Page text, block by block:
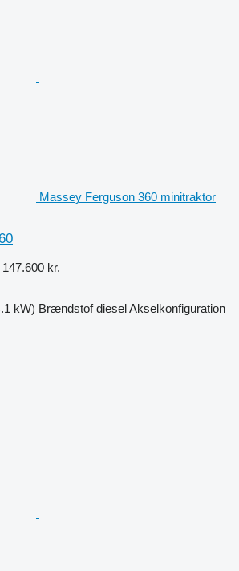
Massey Ferguson 360 minitraktor
147.600 kr.
kW) Brændstof dieselAkselkonfiguration